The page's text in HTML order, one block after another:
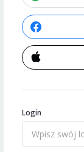
Login